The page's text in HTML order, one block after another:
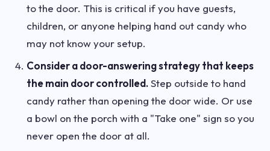
to the door. This is critical if you have guests,
children, or anyone helping hand out candy who
may not know your setup.
Consider a door-answering strategy that keeps
the main door controlled.Step outside to hand
candy rather than opening the door wide. Or use
a bowl on the porch with a "Take one" sign so you
never open the door at all.